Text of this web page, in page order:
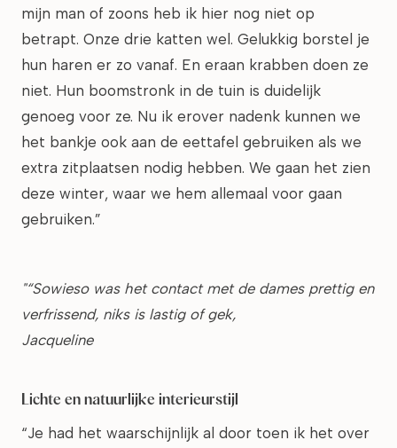
mijn man of zoons heb ik hier nog niet op
betrapt. Onze drie katten wel. Gelukkig borstel je
hun haren er zo vanaf. En eraan krabben doen ze
niet. Hun boomstronk in de tuin is duidelijk
genoeg voor ze. Nu ik erover nadenk kunnen we
het bankje ook aan de eettafel gebruiken als we
extra zitplaatsen nodig hebben. We gaan het zien
deze winter, waar we hem allemaal voor gaan
gebruiken.”
"“Sowieso was het contact met de dames prettig en
verfrissend, niks is lastig of gek,
Jacqueline
Lichte en natuurlijke interieurstijl
“Je had het waarschijnlijk al door toen ik het over